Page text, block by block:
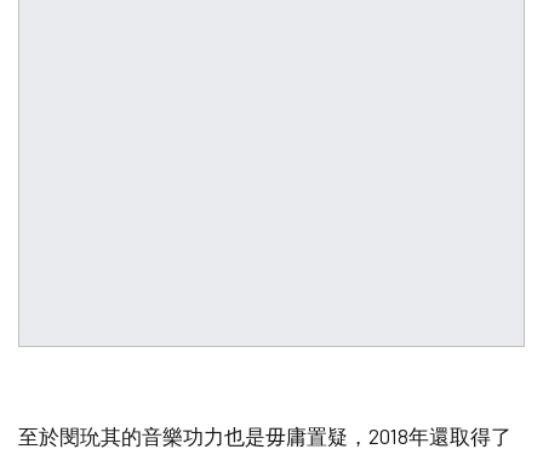
至於閔玧其的音樂功力也是毋庸置疑，2018年還取得了